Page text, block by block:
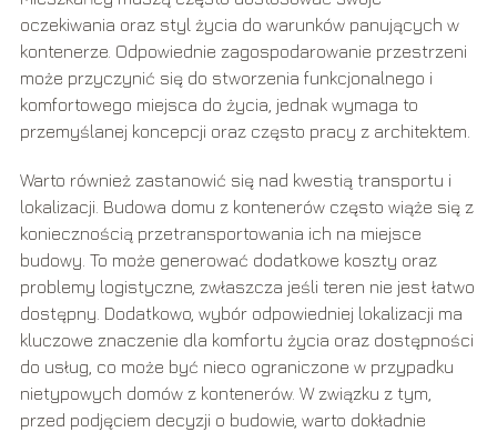
oczekiwania oraz styl życia do warunków panujących w
kontenerze. Odpowiednie zagospodarowanie przestrzeni
może przyczynić się do stworzenia funkcjonalnego i
komfortowego miejsca do życia, jednak wymaga to
przemyślanej koncepcji oraz często pracy z architektem.
Warto również zastanowić się nad kwestią transportu i
lokalizacji. Budowa domu z kontenerów często wiąże się z
koniecznością przetransportowania ich na miejsce
budowy. To może generować dodatkowe koszty oraz
problemy logistyczne, zwłaszcza jeśli teren nie jest łatwo
dostępny. Dodatkowo, wybór odpowiedniej lokalizacji ma
kluczowe znaczenie dla komfortu życia oraz dostępności
do usług, co może być nieco ograniczone w przypadku
nietypowych domów z kontenerów. W związku z tym,
przed podjęciem decyzji o budowie, warto dokładnie